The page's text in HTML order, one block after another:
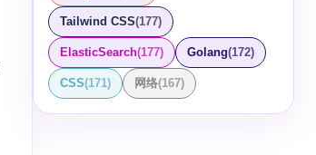
Tailwind CSS(177)
ElasticSearch(177) Golang(172)
CSS(171) 网络(167)